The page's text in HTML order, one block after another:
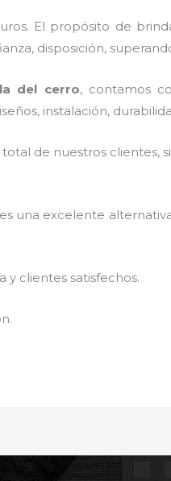
El propósito de
disposición,
del cerro, contamos
instalación,
de nuestros clientes,
una excelente
y clientes satisfechos.